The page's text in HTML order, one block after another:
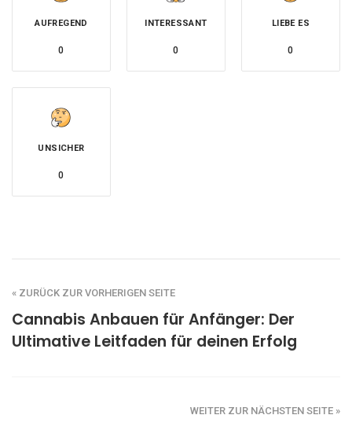
AUFREGEND
0
INTERESSANT
0
LIEBE ES
0
UNSICHER
0
« ZURÜCK ZUR VORHERIGEN SEITE
Cannabis Anbauen für Anfänger: Der
Ultimative Leitfaden für deinen Erfolg
WEITER ZUR NÄCHSTEN SEITE »